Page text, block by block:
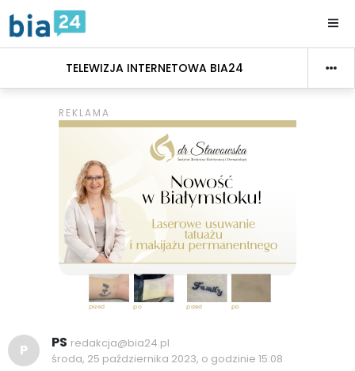
TELEWIZJA INTERNETOWA BIA24
P PS redakcja@bia24.pl
środa, 25 października 2023, o godzinie 15:08